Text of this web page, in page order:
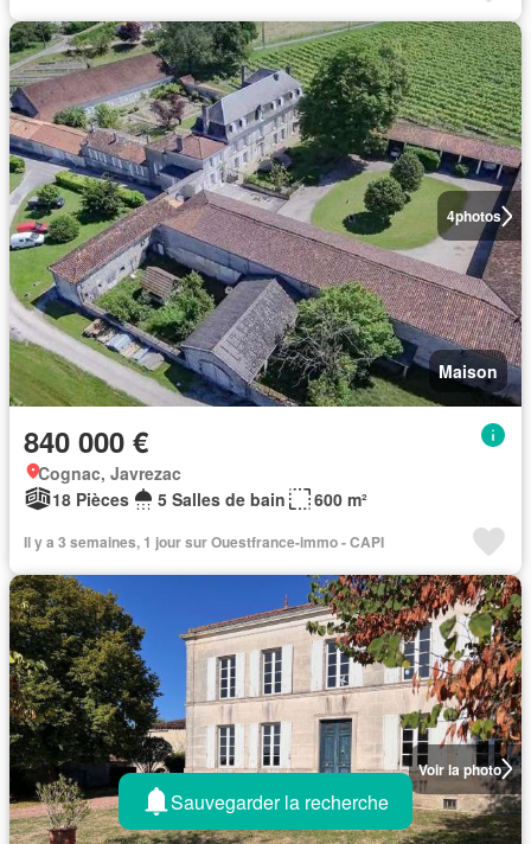
4photos
Maison
840 000 €
Cognac, Javrezac
18 Pièces
5 Salles de bain 600 m²
Il y a 3 semaines, 1 jour sur Ouestfrance-immo - CAPI
Voir la photo
Sauvegarder la recherche